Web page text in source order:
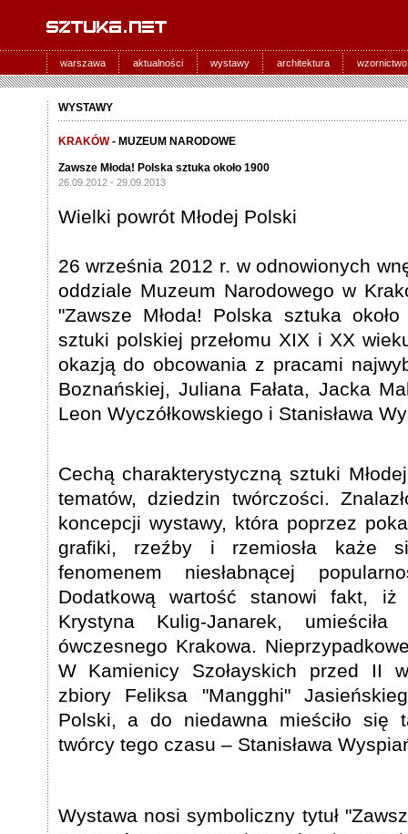
warszawa aktualności wystawy architektura wzornictwo
WYSTAWY
KRAKÓW- MUZEUM NARODOWE
Zawsze Młoda! Polska sztuka około 1900
26.09.2012 - 29.09.2013
Wielki powrót Młodej Polski
26 września 2012 r. w odnowionych
oddziale Muzeum Narodowego w
"Zawsze Młoda! Polska sztuka
sztuki polskiej przełomu XIX i XX
okazją do obcowania z pracami
Boznańskiej, Juliana Fałata, Jacka
Leon Wyczółkowskiego i Stanisława
Cechą charakterystyczną sztuki
tematów, dziedzin twórczości.
koncepcji wystawy, która poprzez
grafiki, rzeźby i rzemiosła każe
fenomenem niesłabnącej
Dodatkową wartość stanowi fakt, iż
Krystyna Kulig-Janarek,
ówczesnego Krakowa.
W Kamienicy Szołayskich przed II
zbiory Feliksa "Mangghi"
Polski, a do niedawna mieściło się
twórcy tego czasu – Stanisława
Wystawa nosi symboliczny tytuł